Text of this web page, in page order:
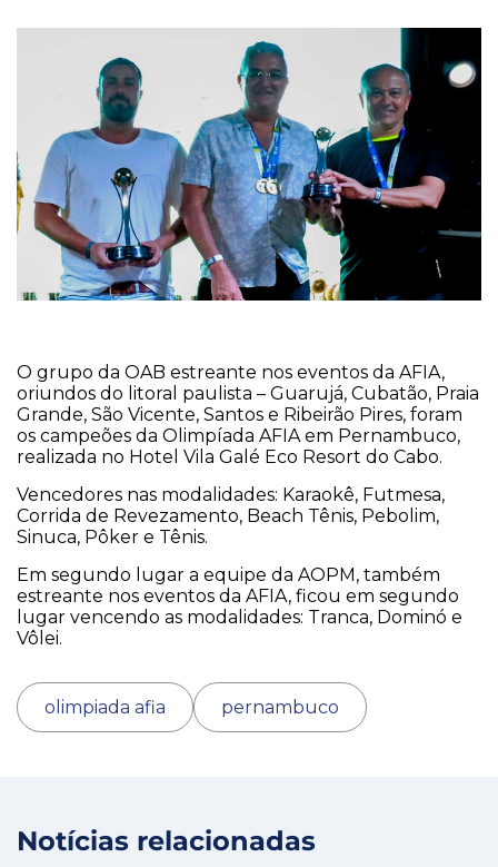
O grupo da OAB estreante nos eventos da AFIA,
oriundos do litoral paulista – Guarujá, Cubatão, Praia
Grande, São Vicente, Santos e Ribeirão Pires, foram
os campeões da Olimpíada AFIA em Pernambuco,
realizada no Hotel Vila Galé Eco Resort do Cabo.
Vencedores nas modalidades: Karaokê, Futmesa,
Corrida de Revezamento, Beach Tênis, Pebolim,
Sinuca, Pôker e Tênis.
Em segundo lugar a equipe da AOPM, também
estreante nos eventos da AFIA, ficou em segundo
lugar vencendo as modalidades: Tranca, Dominó e
Vôlei.
olimpiada afia pernambuco
Notícias relacionadas